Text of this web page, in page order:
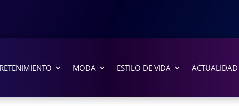
MODA ESTILO DE VIDA ACTUALIDAD